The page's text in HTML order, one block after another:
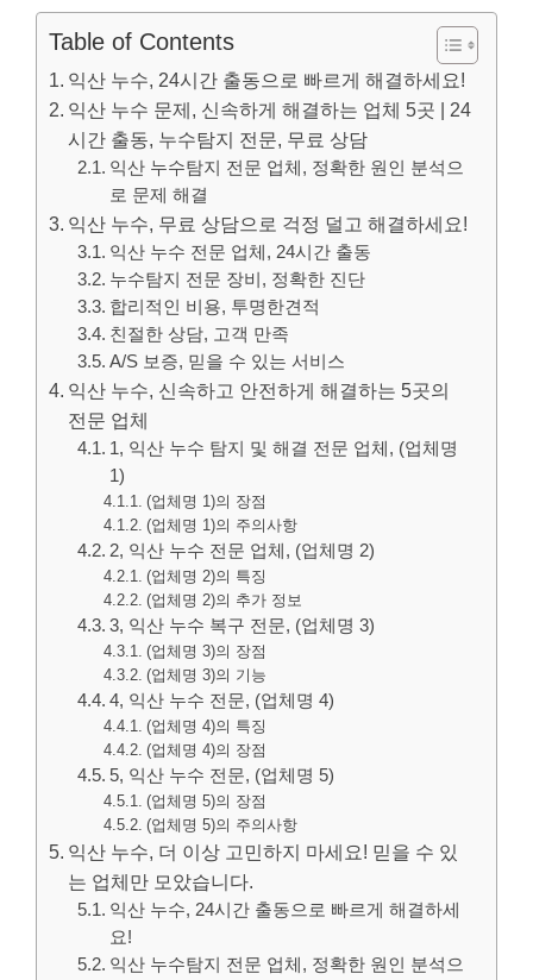
Table of Contents
익산 누수, 24시간 출동으로 빠르게 해결하세요!
익산 누수 문제, 신속하게 해결하는 업체 5곳 | 24
시간 출동, 누수탐지 전문, 무료 상담
익산 누수탐지 전문 업체, 정확한 원인 분석으
로 문제 해결
익산 누수, 무료 상담으로 걱정 덜고 해결하세요!
익산 누수 전문 업체, 24시간 출동
누수탐지 전문 장비, 정확한 진단
합리적인 비용, 투명한견적
친절한 상담, 고객 만족
A/S 보증, 믿을 수 있는 서비스
익산 누수, 신속하고 안전하게 해결하는 5곳의
전문 업체
1, 익산 누수 탐지 및 해결 전문 업체, (업체명
1)
(업체명 1)의 장점
(업체명 1)의 주의사항
2, 익산 누수 전문 업체, (업체명 2)
(업체명 2)의 특징
(업체명 2)의 추가 정보
3, 익산 누수 복구 전문, (업체명 3)
(업체명 3)의 장점
(업체명 3)의 기능
4, 익산 누수 전문, (업체명 4)
(업체명 4)의 특징
(업체명 4)의 장점
5, 익산 누수 전문, (업체명 5)
(업체명 5)의 장점
(업체명 5)의 주의사항
익산 누수, 더 이상 고민하지 마세요! 믿을 수 있
는 업체만 모았습니다.
익산 누수, 24시간 출동으로 빠르게 해결하세
요!
익산 누수탐지 전문 업체, 정확한 원인 분석으